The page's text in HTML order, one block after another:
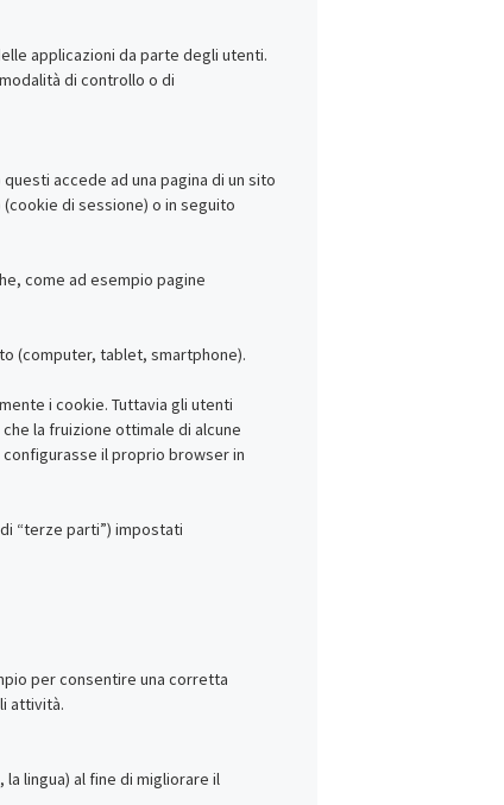
applicazioni da parte degli utenti.
di controllo o di
accede ad una pagina di un sito
di sessione) o in seguito
come ad esempio pagine
(computer, tablet, smartphone).
i cookie. Tuttavia gli utenti
la fruizione ottimale di alcune
il proprio browser in
“terze parti”) impostati
per consentire una corretta
attività.
lingua) al fine di migliorare il